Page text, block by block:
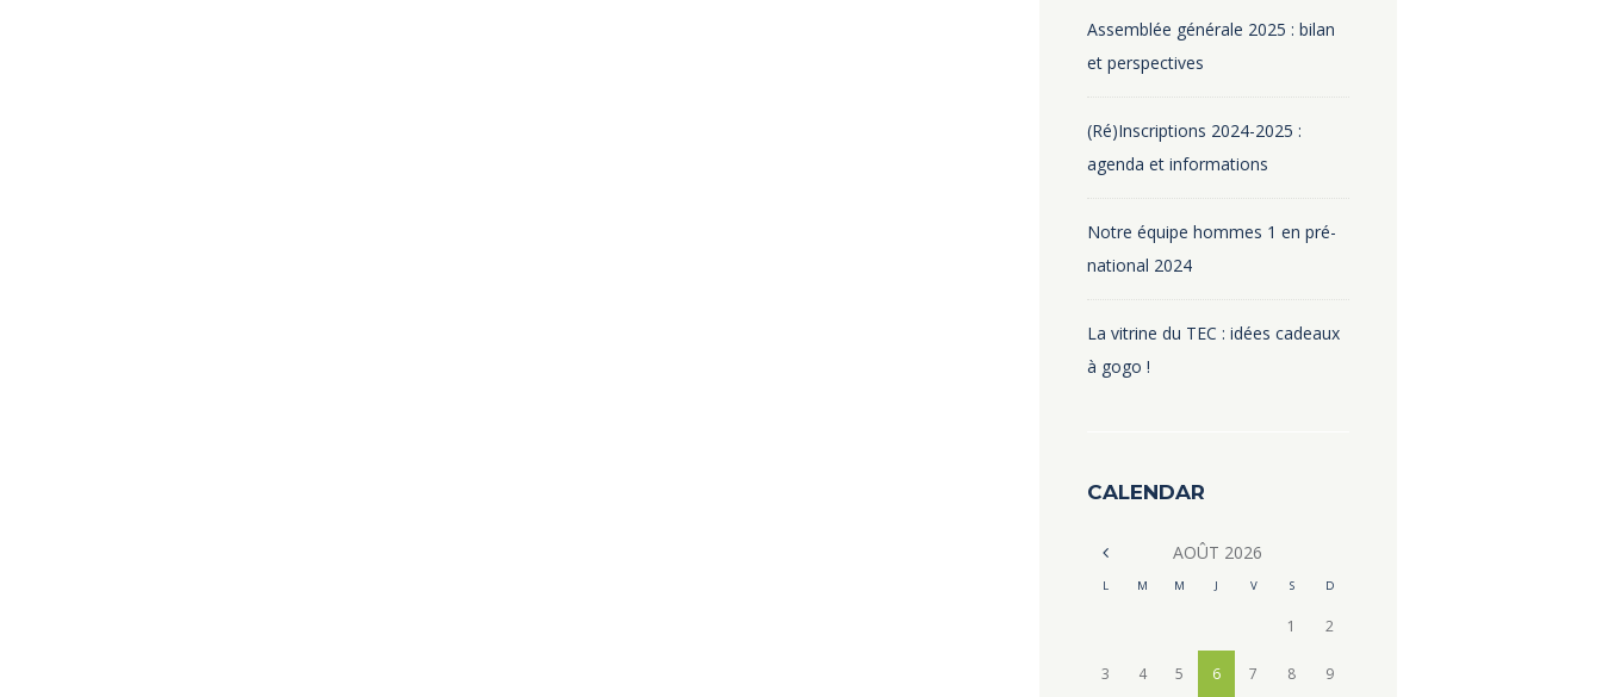
Assemblée générale 2025 : bilan
et perspectives
(Ré)Inscriptions 2024-2025 :
agenda et informations
Notre équipe hommes 1 en pré-
national 2024
La vitrine du TEC : idées cadeaux
à gogo !
CALENDAR
AOÛT 2026
L M M J V S D
1 2
3 4 5 6 7 8 9